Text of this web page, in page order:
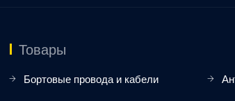
Товары
Бортовые провода и кабели